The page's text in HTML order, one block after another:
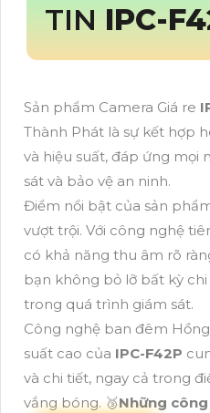
TIN IPC-
Sản phẩm Camera Giá re
Thành Phát là sự kết hợp
và hiệu suất, đáp ứng mọi
sát và bảo vệ an ninh.
Điểm nổi bật của sản
vượt trội. Với công nghệ
có khả năng thu âm rõ
bạn không bỏ lỡ bất kỳ
trong quá trình giám sát.
Công nghệ ban đêm
suất cao của IPC-F42P
và chi tiết, ngay cả trong
vắng bóng. 🥉Những